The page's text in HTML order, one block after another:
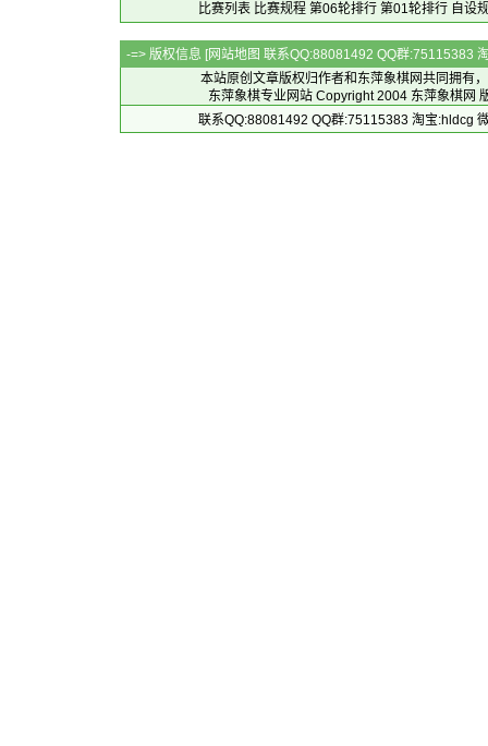
比赛列表 比赛规程 第06轮排行 第01轮排行 自设
-=> 版权信息 [网站地图 联系QQ:88081492 QQ群:75115383
本站原创文章版权归作者和 东萍象棋网共同拥有
东萍象棋专业网站 Copyright 2004 东萍象棋网
联系QQ:88081492 QQ群:75115383 淘宝:hldcg